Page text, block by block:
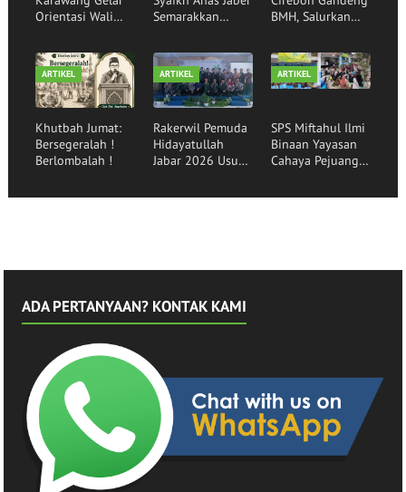
Orientasi Wali
Mewujudkan
Generasi Qurani
Semarakkan
Hidayatullah
Garut
BMH, Salurkan
kepada Santri
Binaan
ARTIKEL
Khutbah Jumat:
Bersegeralah !
Berlombalah !
ARTIKEL
Rakerwil Pemuda
Hidayatullah
Jabar 2026 Usung
ARTIKEL
SPS Miftahul Ilmi
Binaan Yayasan
Cahaya Pejuang
ADA PERTANYAAN? KONTAK KAMI